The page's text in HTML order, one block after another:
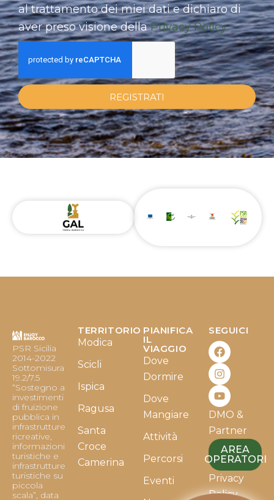
al trattamento dei miei dati e dichiaro di
aver preso visione dellaPrivacy Policy
REGISTRATI
PSR Sicilia
2014-2022
Sottomisura
19.2/7.5
“Sostegno a
investimenti
di fruizione
pubblica in
infrastrutture
ricreative,
informazioni
turistiche e
infrastrutture
turistiche su
piccola
scala”, data
TERRITORIO
Modica
Scicli
Ispica
Ragusa
Santa
Croce
Camerina
PIANIFICA
IL
VIAGGIO
Dove
Dormire
Dove
Mangiare
Attività
Percorsi
Eventi
SEGUICI
F
a
c
e
b
o
o
k
I
n
s
t
a
g
r
a
m
Y
o
u
t
u
b
e
DMO &
Partner
AREA
OPERATORI
Privacy
Policy